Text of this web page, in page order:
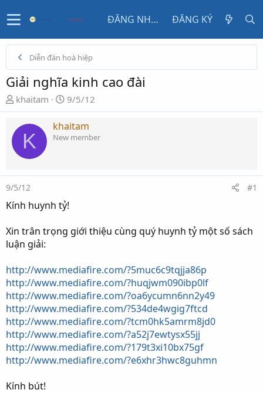
ĐĂNG NHẬP ĐĂNG KÝ
Diễn đàn hoà hiệp
Giải nghĩa kinh cao đài
N
g
ư
h
ở
t
o
khaitam
N
g
à
y
i
9/5/12
K
khaitam
New member
9/5/12 #1
Kính huynh tỷ!
Xin trân trọng giới thiệu cùng quý huynh tỷ một số sách
luận giải:
http://www.mediafire.com/?5muc6c9tqjja86p
http://www.mediafire.com/?huqjwm090ibp0lf
http://www.mediafire.com/?oa6ycumn6nn2y49
http://www.mediafire.com/?534de4wgig7ftcd
http://www.mediafire.com/?tcm0hk5amrm8jd0
http://www.mediafire.com/?a52j7ewtysx55jj
http://www.mediafire.com/?179t3xi10bx75gf
http://www.mediafire.com/?e6xhr3hwc8guhmn
Kính bút!